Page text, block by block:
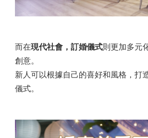
而在現代社會，訂婚儀式則更加多元
創意。
新人可以根據自己的喜好和風格，打
儀式。